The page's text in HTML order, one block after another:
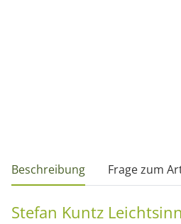
weitere Registerkarten anzeigen
Beschreibung Frage zum
Stefan Kuntz